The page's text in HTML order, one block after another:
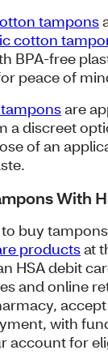
tampons
cotton
BPA-free
peace of
are
a discreet
of an
With
buy
productsat
HSA debit
and online
with
account for